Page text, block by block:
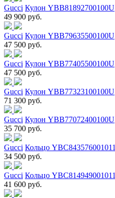
Gucci Кулон YBB81892700100U
49 900 руб.
Gucci Кулон YBB79635500100U
47 500 руб.
Gucci Кулон YBB77405500100U
47 500 руб.
Gucci Кулон YBB77323100100U
71 300 руб.
Gucci Кулон YBB77072400100U
35 700 руб.
Gucci Кольцо YBC843576001011
34 500 руб.
Gucci Кольцо YBC814949001011
41 600 руб.